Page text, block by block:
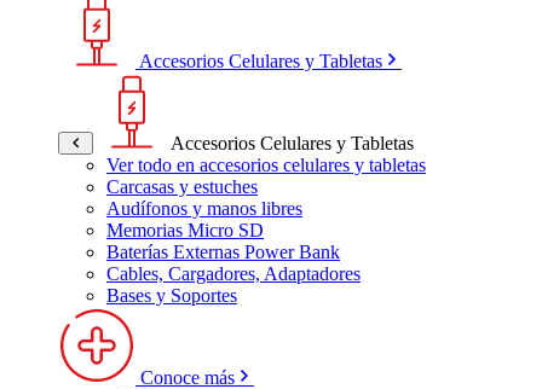
Accesorios Celulares y Tabletas
Accesorios Celulares y Tabletas
Ver todo en accesorios celulares y tabletas
Carcasas y estuches
Audífonos y manos libres
Memorias Micro SD
Baterías Externas Power Bank
Cables, Cargadores, Adaptadores
Bases y Soportes
Conoce más